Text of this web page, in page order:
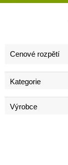
Cenové rozpětí
Kategorie
Výrobce